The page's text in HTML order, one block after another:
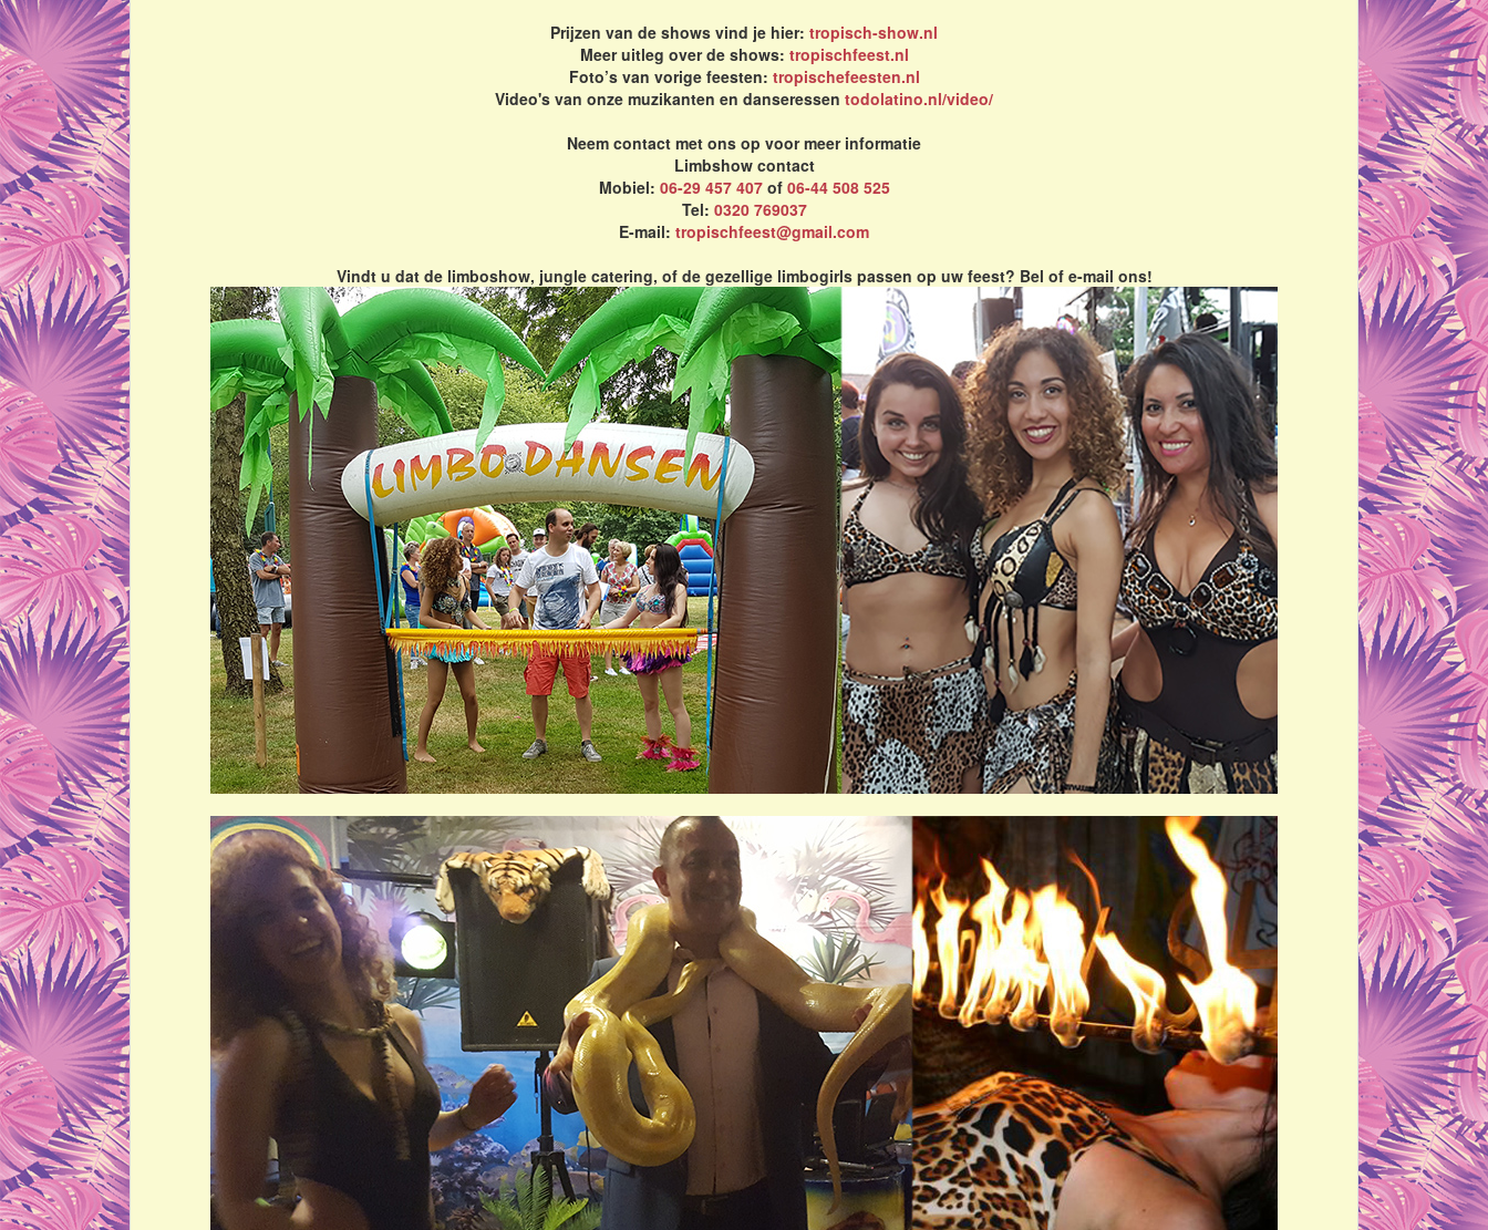
Prijzen van de shows vind je hier: tropisch-show.nl
Meer uitleg over de shows: tropischfeest.nl
Foto’s van vorige feesten: tropischefeesten.nl
Video's van onze muzikanten en danseressen todolatino.nl/video/
Neem contact met ons op voor meer informatie
Limbshow contact
Mobiel: 06-29 457 407of 06-44 508 525
Tel: 0320 769037
E-mail: tropischfeest@gmail.com
Vindt u dat de limboshow, jungle catering, of de gezellige limbogirls passen op uw feest? Bel of e-mail ons!